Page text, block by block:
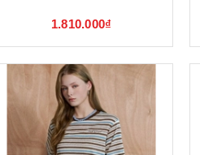
1.810.000₫